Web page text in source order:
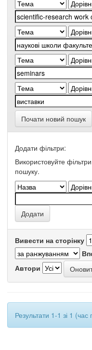
Почати новий пошук
Додати фільтри:
Використовуйте
пошуку.
Вивести на сторінку
Автори
Результати 1-1 зі 1